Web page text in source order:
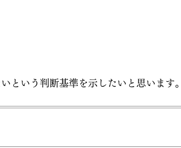
という判断基準を示したいと思います。